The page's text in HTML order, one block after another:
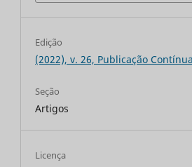
Edição
(2022), v. 26, Publicação Contínua
Seção
Artigos
Licença